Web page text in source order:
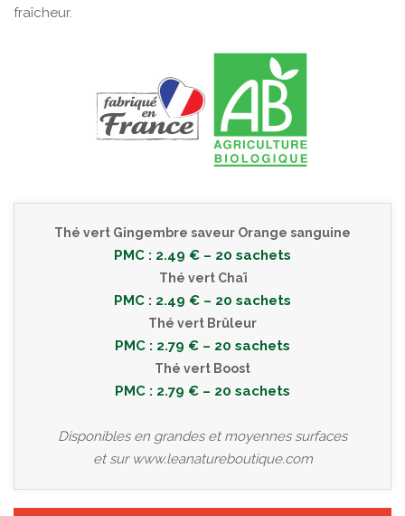
fraîcheur.
Thé vert Gingembre saveur Orange sanguine
PMC : 2.49 € – 20 sachets
Thé vert Chaï
PMC : 2.49 € – 20 sachets
Thé vert Brûleur
PMC : 2.79 € – 20 sachets
Thé vert Boost
PMC : 2.79 € – 20 sachets
Disponibles en grandes et moyennes surfaces
et sur www.leanatureboutique.com